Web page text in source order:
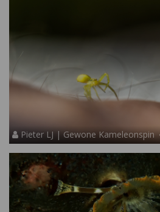
Pieter LJ | Gewone Kameleonspin